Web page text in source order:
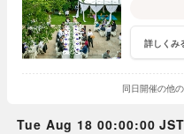
詳しくみ
同日開催の他
Tue Aug 18 00:00:00 JST